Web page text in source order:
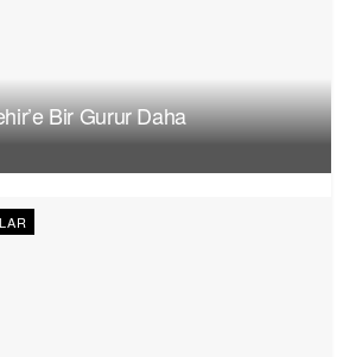
Bir Gurur Daha